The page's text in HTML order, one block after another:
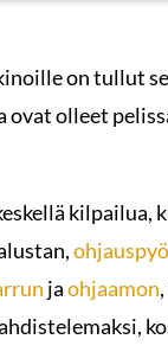
on tullut
olleet
jaohjaamon